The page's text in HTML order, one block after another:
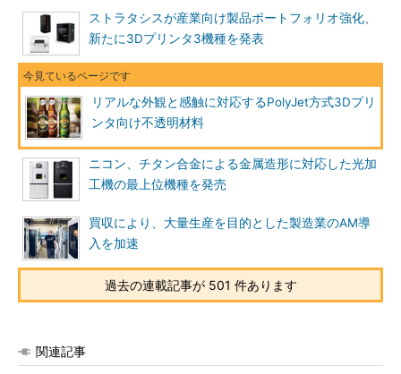
ストラタシスが産業向け製品ポートフォリオ強化、
新たに3Dプリンタ3機種を発表
リアルな外観と感触に対応するPolyJet方式3Dプリ
ンタ向け不透明材料
ニコン、チタン合金による金属造形に対応した光加
工機の最上位機種を発売
買収により、大量生産を目的とした製造業のAM導
入を加速
過去の連載記事が 501 件あります
関連記事